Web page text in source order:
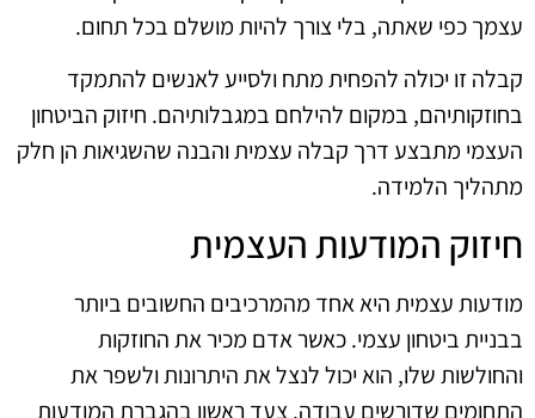
עצמך כפי שאתה, בלי צורך להיות מושלם בכל תחום.
קבלה זו יכולה להפחית מתח ולסייע לאנשים להתמקד
בחוזקותיהם, במקום להילחם במגבלותיהם. חיזוק הביטחון
העצמי מתבצע דרך קבלה עצמית והבנה שהשגיאות הן חלק
מתהליך הלמידה.
חיזוק המודעות העצמית
מודעות עצמית היא אחד מהמרכיבים החשובים ביותר
בבניית ביטחון עצמי. כאשר אדם מכיר את החוזקות
והחולשות שלו, הוא יכול לנצל את היתרונות ולשפר את
התחומים שדורשים עבודה. צעד ראשון בהגברת המודעות